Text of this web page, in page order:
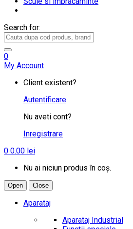
Search for:
0
My Account
Client existent?
Autentificare
Nu aveti cont?
Inregistrare
0 0.00 lei
Nu ai niciun produs în coș.
Open Close
Aparataj
Aparataj Industrial